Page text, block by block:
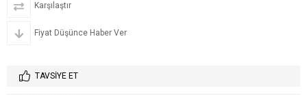
Karşılaştır
Fiyat Düşünce Haber Ver
TAVSIYE ET